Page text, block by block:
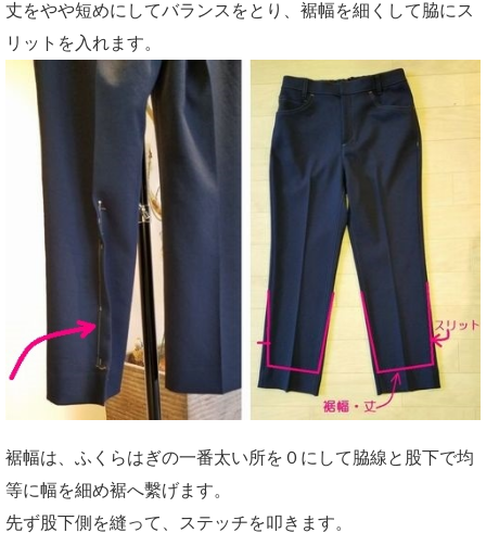
丈をやや短めにしてバランスをとり、裾幅を細くして脇にス
リットを入れます。
裾幅は、ふくらはぎの一番太い所を０にして脇線と股下で均
等に幅を細め裾へ繫げます。
先ず股下側を縫って、ステッチを叩きます。